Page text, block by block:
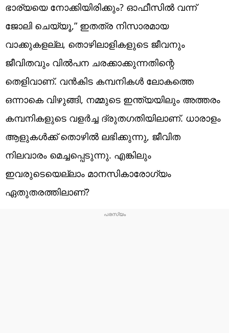
ഭാര്യയെ നോക്കിയിരിക്കും? ഓഫീസില്‍ വന്ന്
ജോലി ചെയ്യൂ,” ഇതത്ര നിസാരമായ
വാക്കുകളല്ല, തൊഴിലാളികളുടെ ജീവനും
ജീവിതവും വില്‍പന ചരക്കാക്കുന്നതിന്റെ
തെളിവാണ്. വന്‍കിട കമ്പനികള്‍ ലോകത്തെ
ഒന്നാകെ വിഴുങ്ങി, നമ്മുടെ ഇന്ത്യയിലും അത്തരം
കമ്പനികളുടെ വളര്‍ച്ച ദ്രുതഗതിയിലാണ്. ധാരാളം
ആളുകള്‍ക്ക് തൊഴില്‍ ലഭിക്കുന്നു, ജീവിത
നിലവാരം മെച്ചപ്പെടുന്നു. എങ്കിലും
ഇവരുടെയെല്ലാം മാനസികാരോഗ്യം
ഏതുതരത്തിലാണ്?